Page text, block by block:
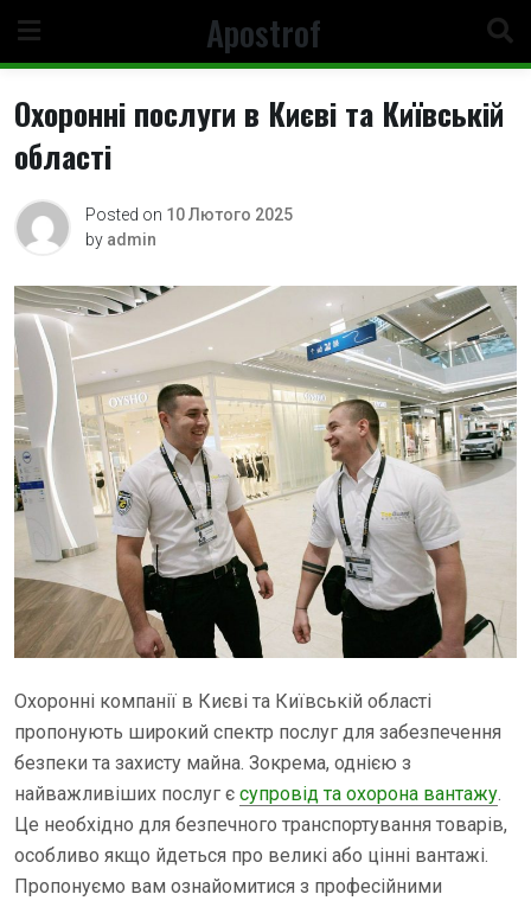
content
Apostrof
Охоронні послуги в Києві та Київській
області
Posted on 10 Лютого 2025
by admin
Охоронні компанії в Києві та Київській області
пропонують широкий спектр послуг для забезпечення
безпеки та захисту майна. Зокрема, однією з
найважливіших послуг є супровід та охорона вантажу.
Це необхідно для безпечного транспортування товарів,
особливо якщо йдеться про великі або цінні вантажі.
Пропонуємо вам ознайомитися з професійними